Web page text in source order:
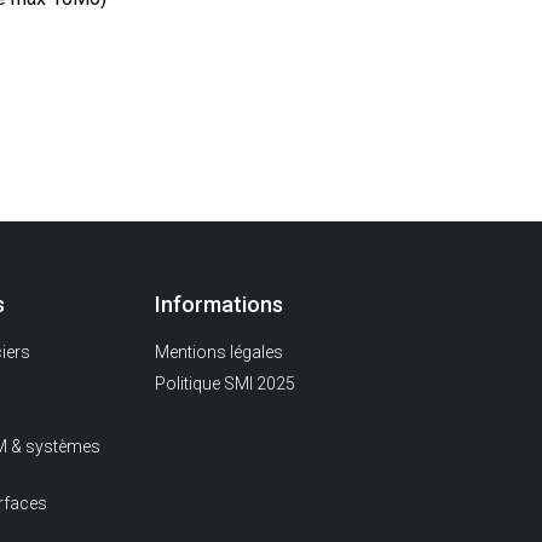
& systèmes
Informations
Mentions légales
Politique SMI 2025